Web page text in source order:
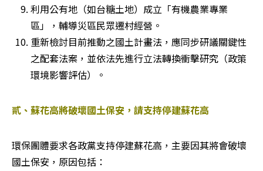
利用公有地（如台糖土地）成立「有機農業專業
區」，輔導災區民眾遷村經營。
重新檢討目前推動之國土計畫法，應同步研議關鍵性
之配套法案，並依法先進行立法轉換衝擊研究（政策
環境影響評估）。
貳、蘇花高將破壞國土保安，請支持停建蘇花高
環保團體要求各政黨支持停建蘇花高，主要因其將會破壞
國土保安，原因包括：